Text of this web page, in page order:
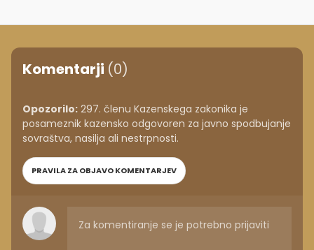
Komentarji (0)
Opozorilo: 297. členu Kazenskega zakonika je
posameznik kazensko odgovoren za javno spodbujanje
sovraštva, nasilja ali nestrpnosti.
PRAVILA ZA OBJAVO KOMENTARJEV